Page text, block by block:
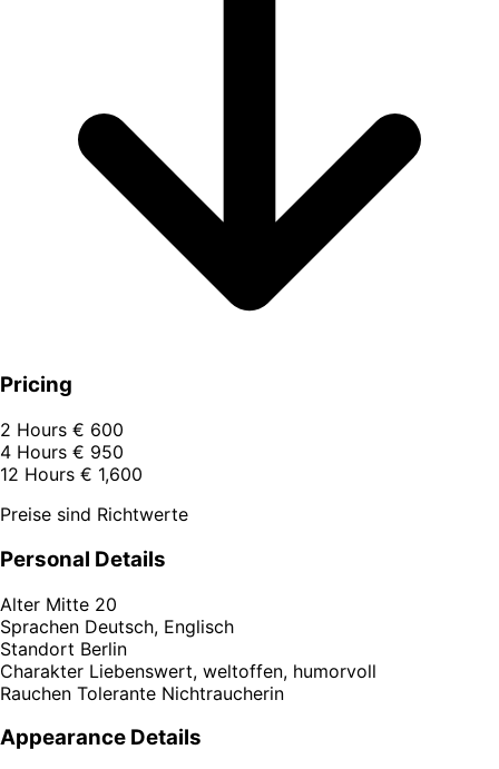
Pricing
2 Hours € 600
4 Hours € 950
12 Hours € 1,600
Preise sind Richtwerte
Personal Details
Alter Mitte 20
Sprachen Deutsch, Englisch
Standort Berlin
Charakter Liebenswert, weltoffen, humorvoll
Rauchen Tolerante Nichtraucherin
Appearance Details